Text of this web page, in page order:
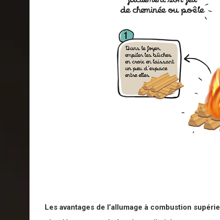
Les avantages de l’allumage à combustion